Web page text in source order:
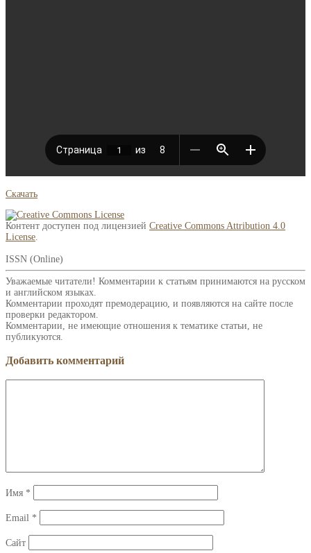
Скачать
Контент доступен под лицензией Creative Commons Attribution 4.0
License
ISSN (Online)
Уважаемые читатели! Комментарии к статьям принимаются на русском
и английском языках.
Комментарии проходят премодерацию, и появляются на сайте после
проверки редактором.
Комментарии, не имеющие отношения к тематике статьи, не
публикуются.
Добавить комментарий
Имя *
Email *
Сайт